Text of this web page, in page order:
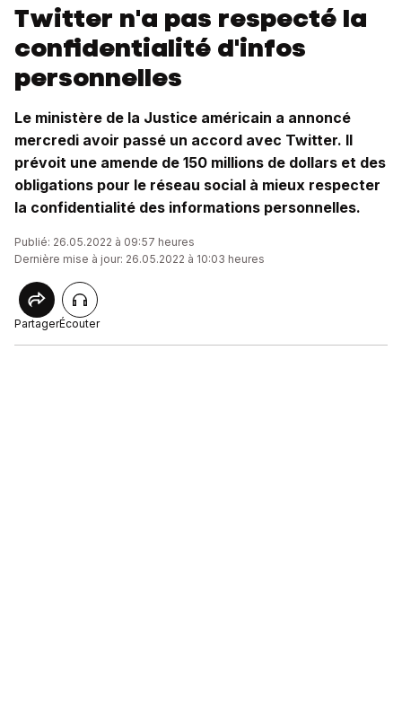
Twitter n'a pas respecté la
confidentialité d'infos
personnelles
Le ministère de la Justice américain a annoncé
mercredi avoir passé un accord avec Twitter. Il
prévoit une amende de 150 millions de dollars et des
obligations pour le réseau social à mieux respecter
la confidentialité des informations personnelles.
Publié: 26.05.2022 à 09:57 heures
Dernière mise à jour: 26.05.2022 à 10:03 heures
PartagerÉcouter